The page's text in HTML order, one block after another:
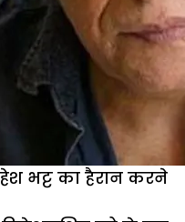
भट्ट का हैरान करने